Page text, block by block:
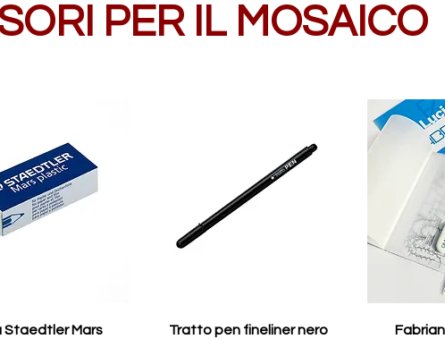
PER IL MOSAICO
Staedtler Mars
Tratto pen fineliner nero